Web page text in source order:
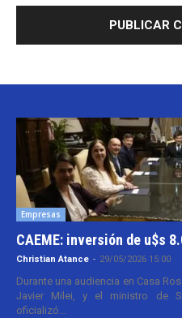
Empresas
CAEME: inversión de u$s
Christian Atance - 29/05/2026 15:00
Durante una audiencia en Casa
Javier Milei, y el ministro de
oficializó...